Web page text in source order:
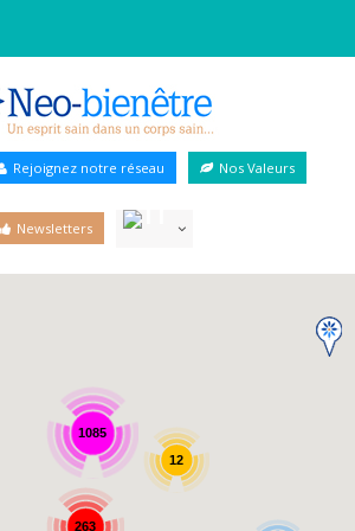
Rejoignez notre réseau Nos Valeurs
Newsletters
1085
263
12